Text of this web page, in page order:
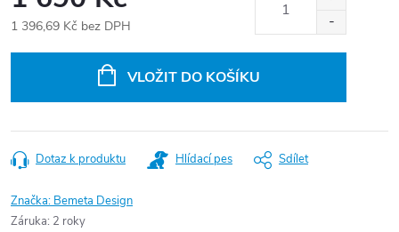
1 396,69 Kč bez DPH
VLOŽIT DO KOŠÍKU
Dotaz k produktu Hlídací pes Sdílet
Značka: Bemeta Design
Záruka: 2 roky